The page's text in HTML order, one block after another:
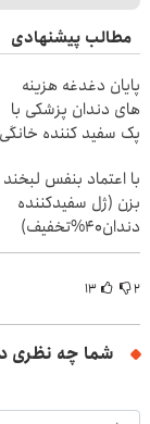
مطالب پیشنهادی
پایان دغدغه هزینه
های دندان پزشکی با
پک سفید کننده خانگی
با اعتماد بنفس لبخند
بزن (ژل سفیدکننده
دندان40%تخفیف)
۲ ۱۳
شما چه نظری